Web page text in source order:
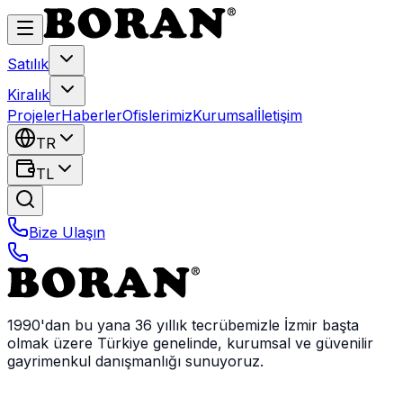
Satılık
Kiralık
ProjelerHaberlerOfislerimizKurumsalİletişim
TR
TL
Bize Ulaşın
1990'dan bu yana 36 yıllık tecrübemizle İzmir başta
olmak üzere Türkiye genelinde, kurumsal ve güvenilir
gayrimenkul danışmanlığı sunuyoruz.